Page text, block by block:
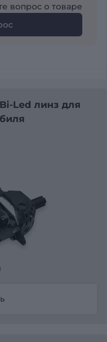
вопрос о товаре
Led линз для